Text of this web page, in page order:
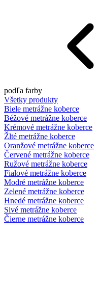
podľa farby
Všetky produkty
Biele metrážne koberce
Béžové metrážne koberce
Krémové metrážne koberce
Žlté metrážne koberce
Oranžové metrážne koberce
Červené metrážne koberce
Ružové metrážne koberce
Fialové metrážne koberce
Modré metrážne koberce
Zelené metrážne koberce
Hnedé metrážne koberce
Sivé metrážne koberce
Čierne metrážne koberce